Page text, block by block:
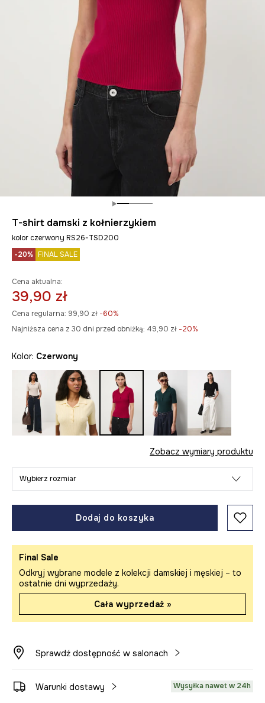
T-shirt damski z kołnierzykiem
kolor czerwony RS26-TSD200
-20% FINAL SALE
Cena aktualna:
39,90 zł
Cena regularna: 99,90 zł -60%
Najniższa cena z 30 dni przed obniżką: 49,90 zł -20%
Kolor: czerwony
Zobacz wymiary produktu
Wybierz rozmiar
Dodaj do koszyka
Final Sale
Odkryj wybrane modele z kolekcji damskiej i męskiej – to
ostatnie dni wyprzedaży.
Cała wyprzedaż »
Sprawdź dostępność w salonach
Warunki dostawy Wysyłka nawet w 24h